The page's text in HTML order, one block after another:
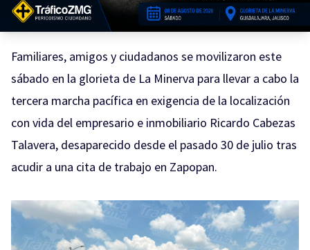
Familiares, amigos y ciudadanos se movilizaron este
sábado en la glorieta de La Minerva para llevar a cabo la
tercera marcha pacífica en exigencia de la localización
con vida del empresario e inmobiliario Ricardo Cabezas
Talavera, desaparecido desde el pasado 30 de julio tras
acudir a una cita de trabajo en Zapopan.